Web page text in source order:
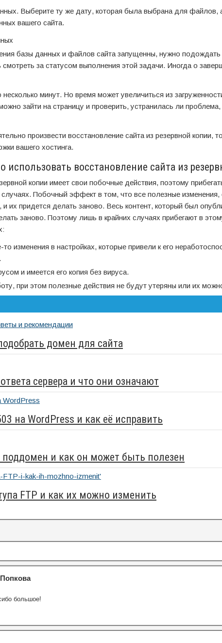
Выберите ту же дату, которая была выбрана для файлов,
вашего сайта.
базы данных и файлов сайта запущенны, нужно
смотреть за статусом выполнения этой задачи. Иногда о
минут. Но время может увеличиться из
зайти на страницу и проверить, устранилась ли
произвести восстановление сайта из резервной копии,
вашего хостинга.
использовать восстановление сайта из
копии имеет свои побочные действия, поэтому
Побочный эффект в том, что все полезные
их придется делать заново. Весь контент, который был
заново. Поэтому лишь в крайних случаях прибегают в
изменения в настройках, которые привели к его
и имеется его копия без вируса.
при этом полезные действия не будут утеряны или их
домен для сайта
сервера и что они означают
на WordPress и как её исправить
и как он может быть полезен
FTP и как их можно изменить
большое!